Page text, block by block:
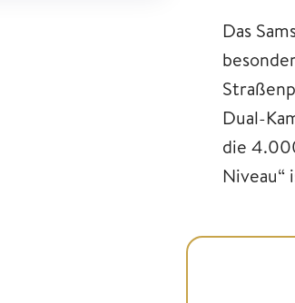
Das
Dual-
die
Niveau“